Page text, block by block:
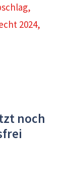
,
2024,
noch